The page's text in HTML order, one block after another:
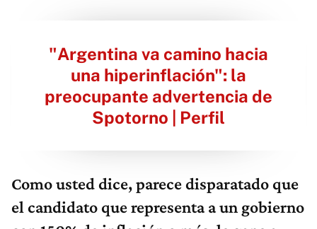
"Argentina va camino hacia
una hiperinflación": la
preocupante advertencia de
Spotorno | Perfil
Como usted dice, parece disparatado que
el candidato que representa a un gobierno